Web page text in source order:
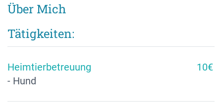
Über Mich
Tätigkeiten:
Heimtierbetreuung
- Hund
10€